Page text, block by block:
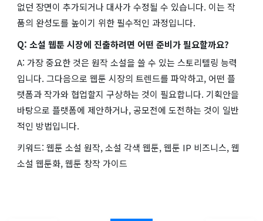
없던 장면이 추가되거나 대사가 수정될 수 있습니다. 이는 작
품의 완성도를 높이기 위한 필수적인 과정입니다.
Q: 소설 웹툰 시장에 진출하려면 어떤 준비가 필요할까요?
A: 가장 중요한 것은 원작 소설을 쓸 수 있는 스토리텔링 능력
입니다. 그다음으로 웹툰 시장의 트렌드를 파악하고, 어떤 플
랫폼과 작가와 협업할지 구상하는 것이 필요합니다. 기획안을
바탕으로 플랫폼에 제안하거나, 공모전에 도전하는 것이 일반
적인 방법입니다.
키워드: 웹툰 소설 원작, 소설 각색 웹툰, 웹툰 IP 비즈니스, 웹
소설 웹툰화, 웹툰 창작 가이드